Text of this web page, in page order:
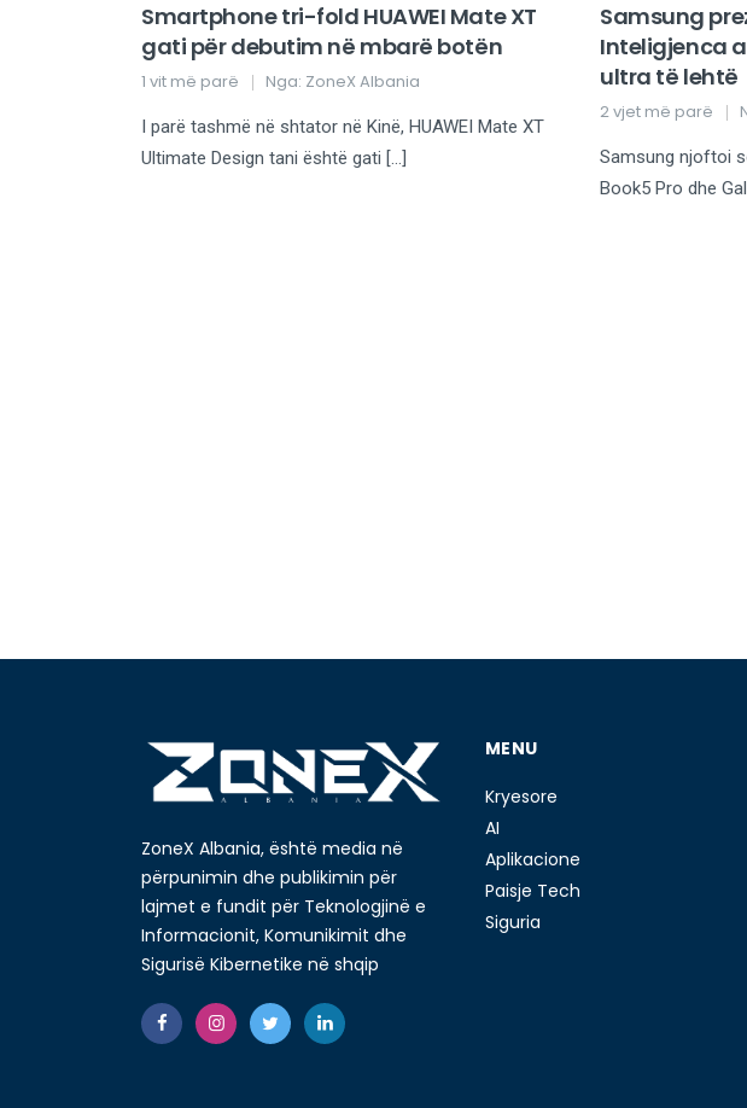
Smartphone tri-fold HUAWEI Mate XT
gati për debutim në mbarë botën
1 vit më parë Nga: ZoneX Albania
I parë tashmë në shtator në Kinë, HUAWEI Mate XT
Ultimate Design tani është gati […]
Samsung
Inteligjenca
ultra të lehtë
2 vjet më parë
Samsung njoftoi
Book5 Pro dhe
ZoneX Albania, është media në
përpunimin dhe publikimin për
lajmet e fundit për Teknologjinë e
Informacionit, Komunikimit dhe
Sigurisë Kibernetike në shqip
MENU
Kryesore
AI
Aplikacione
Paisje Tech
Siguria